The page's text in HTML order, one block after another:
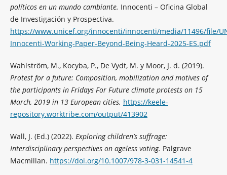
políticos en un mundo cambiante. Innocenti – Oficina Global
de Investigación y Prospectiva.
https://www.unicef.org/innocenti/innocenti/media/11496/file/
Innocenti-Working-Paper-Beyond-Being-Heard-2025-ES.pdf
Wahlström, M., Kocyba, P., De Vydt, M. y Moor, J. d. (2019).
Protest for a future: Composition, mobilization and motives of
the participants in Fridays For Future climate protests on 15
March, 2019 in 13 European cities. https://keele-
repository.worktribe.com/output/413902
Wall, J. (Ed.) (2022). Exploring children’s suffrage:
Interdisciplinary perspectives on ageless voting. Palgrave
Macmillan. https://doi.org/10.1007/978-3-031-14541-4